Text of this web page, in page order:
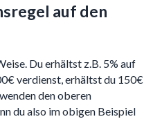
auf den
Du erhältst z.B. 5% auf
verdienst, erhältst du 150€
den oberen
du also im obigen Beispiel